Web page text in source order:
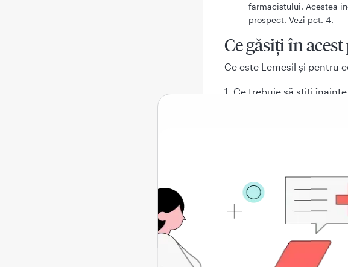
farmacistului. Acestea
prospect. Vezi pct. 4.
Ce găsiți în
Ce este Lemesil şi pentru
1. Ce trebuie să ştiţi
5. Conţinutul ambalajului